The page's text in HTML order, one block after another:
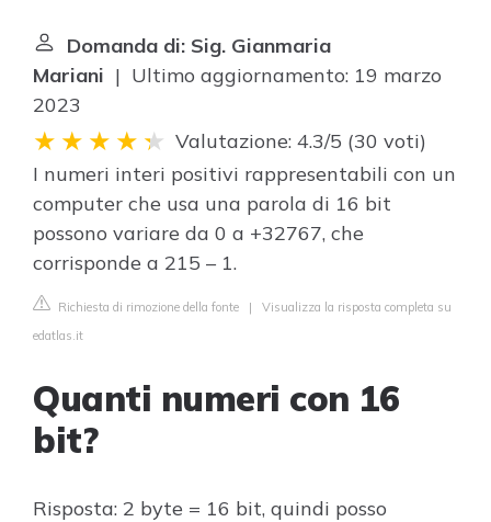
Domanda di: Sig. Gianmaria
Mariani | Ultimo aggiornamento: 19 marzo
2023
Valutazione: 4.3/5 (30 voti)
I numeri interi positivi rappresentabili con un
computer che usa una parola di 16 bit
possono variare da 0 a +32767, che
corrisponde a 215 – 1.
Richiesta di rimozione della fonte | Visualizza la risposta completa su
edatlas.it
Quanti numeri con 16
bit?
Risposta: 2 byte = 16 bit, quindi posso